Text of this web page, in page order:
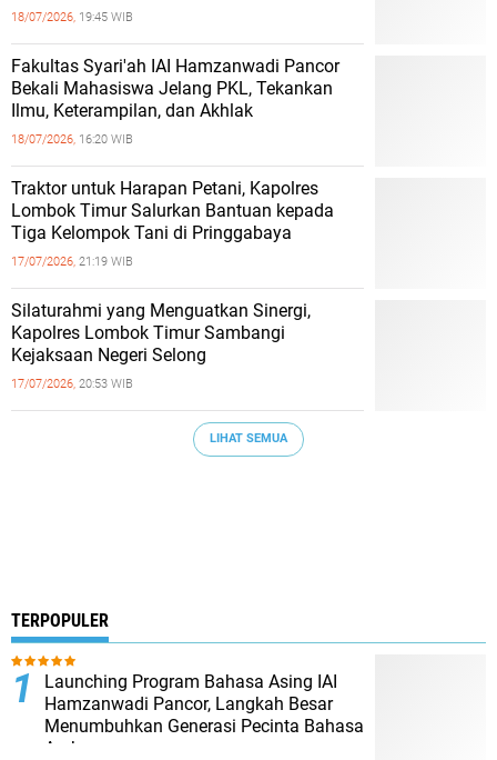
18/07/2026, 19:45 WIB
Fakultas Syari'ah IAI Hamzanwadi Pancor
Bekali Mahasiswa Jelang PKL, Tekankan
Ilmu, Keterampilan, dan Akhlak
18/07/2026, 16:20 WIB
Traktor untuk Harapan Petani, Kapolres
Lombok Timur Salurkan Bantuan kepada
Tiga Kelompok Tani di Pringgabaya
17/07/2026, 21:19 WIB
Silaturahmi yang Menguatkan Sinergi,
Kapolres Lombok Timur Sambangi
Kejaksaan Negeri Selong
17/07/2026, 20:53 WIB
LIHAT SEMUA
TERPOPULER
Launching Program Bahasa Asing IAI
Hamzanwadi Pancor, Langkah Besar
Menumbuhkan Generasi Pecinta Bahasa
Arab